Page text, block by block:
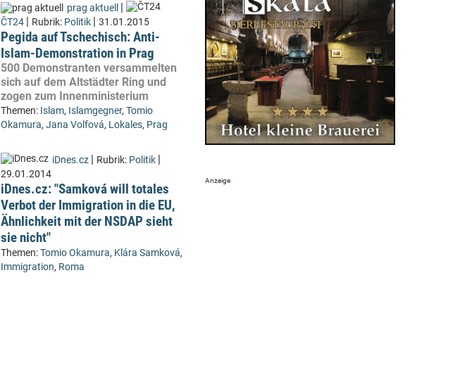
prag aktuell |
ČT24 | Rubrik: Politik | 31.01.2015
Pegida auf Tschechisch: Anti-
Islam-Demonstration in Prag
500 Demonstranten versammelten
sich auf dem Altstädter Ring und
zogen zum Innenministerium
Themen: Islam, Islamgegner, Tomio
Okamura, Jana Volfová, Lokales, Prag
iDnes.cz | Rubrik: Politik |
29.01.2014
iDnes.cz: "Samková will totales
Verbot der Immigration in die EU,
Ähnlichkeit mit der NSDAP sieht
sie nicht"
Themen:Tomio Okamura, Klára Samková,
Immigration, Roma